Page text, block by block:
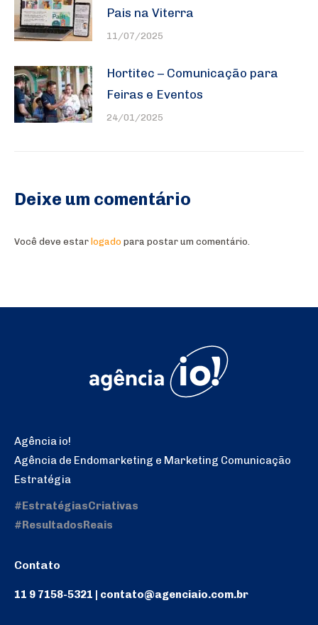
Pais na Viterra
11/07/2025
Hortitec – Comunicação para
Feiras e Eventos
24/01/2025
Deixe um comentário
Você deve estar logado para postar um comentário.
Agência io!
Agência de Endomarketing e Marketing Comunicação
Estratégia
#EstratégiasCriativas
#ResultadosReais
Contato
11 9 7158-5321 | contato@agenciaio.com.br